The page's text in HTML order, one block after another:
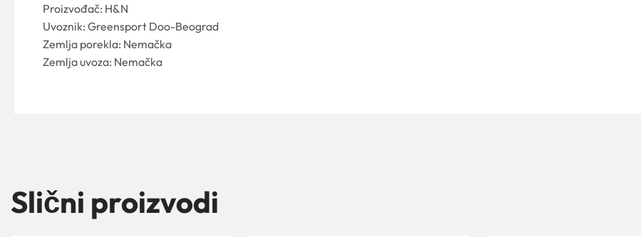
Proizvođač: H&N
Uvoznik: Greensport Doo-Beograd
Zemlja porekla: Nemačka
Zemlja uvoza: Nemačka
Slični proizvodi